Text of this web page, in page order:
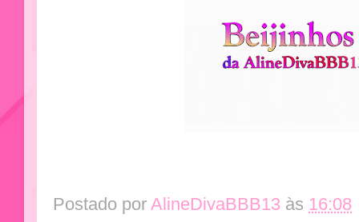
Postado por AlineDivaBBB13 às 16:08